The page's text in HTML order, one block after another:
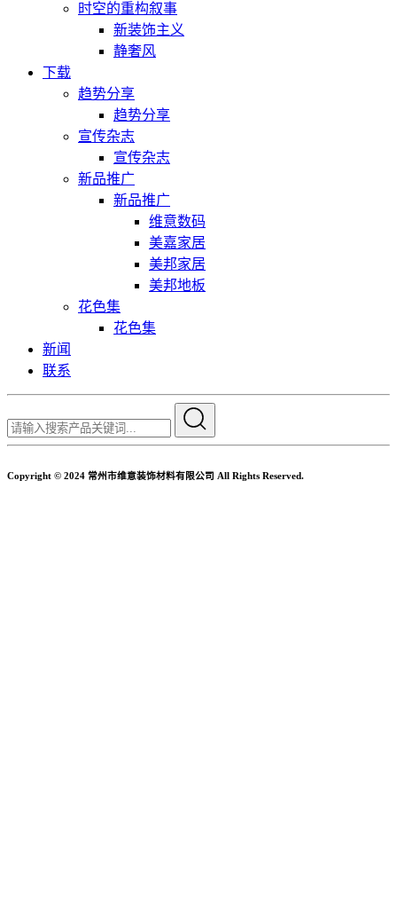
时空的重构叙事
新装饰主义
静奢风
下载
趋势分享
趋势分享
宣传杂志
宣传杂志
新品推广
新品推广
维意数码
美嘉家居
美邦家居
美邦地板
花色集
花色集
新闻
联系
Copyright © 2024 常州市维意装饰材料有限公司 All Rights Reserved.